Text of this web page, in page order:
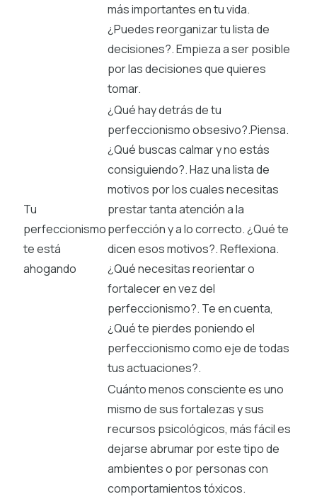
más importantes en tu vida.
¿Puedes reorganizar tu lista de
decisiones?. Empieza a ser posible
por las decisiones que quieres
tomar.
Tu
perfeccionismo
te está
ahogando
¿Qué hay detrás de tu
perfeccionismo obsesivo?.Piensa.
¿Qué buscas calmar y no estás
consiguiendo?. Haz una lista de
motivos por los cuales necesitas
prestar tanta atención a la
perfección y a lo correcto. ¿Qué te
dicen esos motivos?. Reflexiona.
¿Qué necesitas reorientar o
fortalecer en vez del
perfeccionismo?. Te en cuenta,
¿Qué te pierdes poniendo el
perfeccionismo como eje de todas
tus actuaciones?.
Cuánto menos consciente es uno
mismo de sus fortalezas y sus
recursos psicológicos, más fácil es
dejarse abrumar por este tipo de
ambientes o por personas con
comportamientos tóxicos.